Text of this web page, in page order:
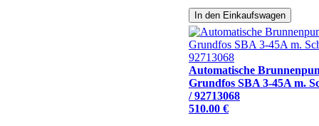
In den Einkaufswagen
Automatische
Grundfos SBA 3-45A m.
/ 92713068
510.00 €